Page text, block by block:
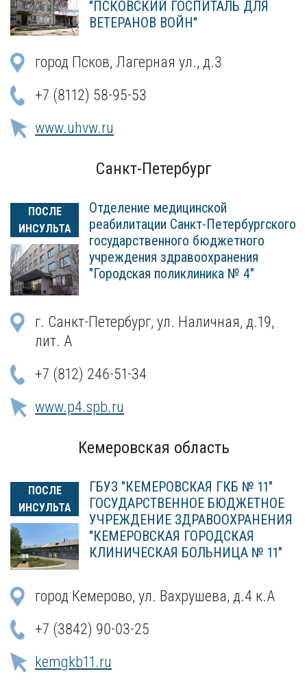
"ПСКОВСКИЙ ГОСПИТАЛЬ ДЛЯ
ВЕТЕРАНОВ ВОЙН"
город Псков, Лагерная ул., д.3
+7 (8112) 58-95-53
www.uhvw.ru
Санкт-Петербург
ПОСЛЕ
ИНСУЛЬТА
Отделение медицинской
реабилитации Санкт-Петербургского
государственного бюджетного
учреждения здравоохранения
"Городская поликлиника № 4"
г. Санкт-Петербург, ул. Наличная, д.19,
лит. А
+7 (812) 246-51-34
www.p4.spb.ru
Кемеровская область
ПОСЛЕ
ИНСУЛЬТА
ГБУЗ "КЕМЕРОВСКАЯ ГКБ № 11"
ГОСУДАРСТВЕННОЕ БЮДЖЕТНОЕ
УЧРЕЖДЕНИЕ ЗДРАВООХРАНЕНИЯ
"КЕМЕРОВСКАЯ ГОРОДСКАЯ
КЛИНИЧЕСКАЯ БОЛЬНИЦА № 11"
город Кемерово, ул. Вахрушева, д.4 к.А
+7 (3842) 90-03-25
kemgkb11.ru